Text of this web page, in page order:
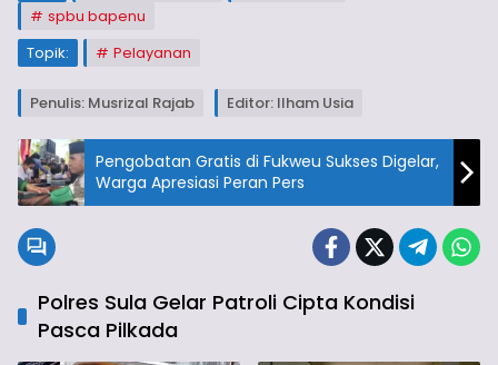
spbu bapenu
Topik:
Pelayanan
Penulis: Musrizal Rajab Editor: Ilham Usia
Pengobatan Gratis di Fukweu Sukses Digelar,
Warga Apresiasi Peran Pers
Polres Sula Gelar Patroli Cipta Kondisi
Pasca Pilkada